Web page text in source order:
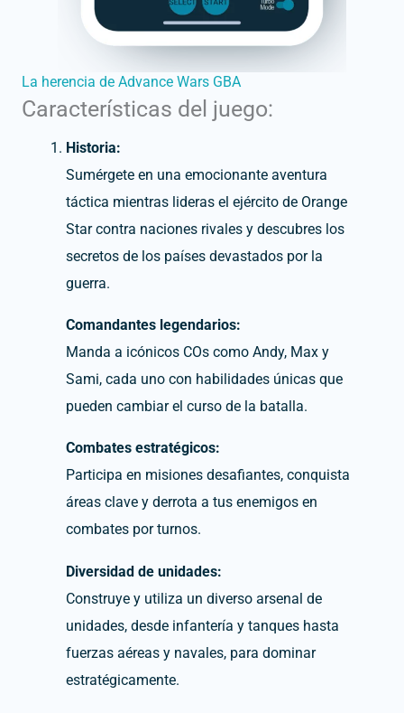
La herencia de Advance Wars GBA
Características del juego:
Historia:
Sumérgete en una emocionante aventura
táctica mientras lideras el ejército de Orange
Star contra naciones rivales y descubres los
secretos de los países devastados por la
guerra.
Comandantes legendarios:
Manda a icónicos COs como Andy, Max y
Sami, cada uno con habilidades únicas que
pueden cambiar el curso de la batalla.
Combates estratégicos:
Participa en misiones desafiantes, conquista
áreas clave y derrota a tus enemigos en
combates por turnos.
Diversidad de unidades:
Construye y utiliza un diverso arsenal de
unidades, desde infantería y tanques hasta
fuerzas aéreas y navales, para dominar
estratégicamente.